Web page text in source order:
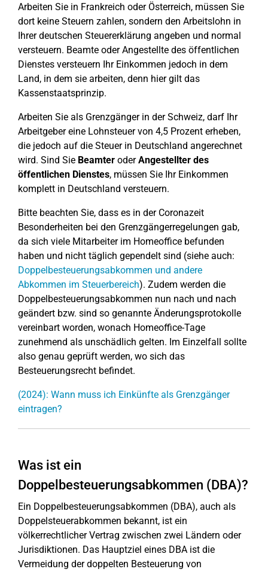
Arbeiten Sie in Frankreich oder Österreich, müssen Sie
dort keine Steuern zahlen, sondern den Arbeitslohn in
Ihrer deutschen Steuererklärung angeben und normal
versteuern. Beamte oder Angestellte des öffentlichen
Dienstes versteuern Ihr Einkommen jedoch in dem
Land, in dem sie arbeiten, denn hier gilt das
Kassenstaatsprinzip.
Arbeiten Sie als Grenzgänger in der Schweiz, darf Ihr
Arbeitgeber eine Lohnsteuer von 4,5 Prozent erheben,
die jedoch auf die Steuer in Deutschland angerechnet
wird. Sind Sie Beamter oderAngestellter des
öffentlichen Dienstes, müssen Sie Ihr Einkommen
komplett in Deutschland versteuern.
Bitte beachten Sie, dass es in der Coronazeit
Besonderheiten bei den Grenzgängerregelungen gab,
da sich viele Mitarbeiter im Homeoffice befunden
haben und nicht täglich gependelt sind (siehe auch:
Doppelbesteuerungsabkommen und andere
Abkommen im Steuerbereich). Zudem werden die
Doppelbesteuerungsabkommen nun nach und nach
geändert bzw. sind so genannte Änderungsprotokolle
vereinbart worden, wonach Homeoffice-Tage
zunehmend als unschädlich gelten. Im Einzelfall sollte
also genau geprüft werden, wo sich das
Besteuerungsrecht befindet.
(2024): Wann muss ich Einkünfte als Grenzgänger
eintragen?
Was ist ein
Doppelbesteuerungsabkommen (DBA)?
Ein Doppelbesteuerungsabkommen (DBA), auch als
Doppelsteuerabkommen bekannt, ist ein
völkerrechtlicher Vertrag zwischen zwei Ländern oder
Jurisdiktionen. Das Hauptziel eines DBA ist die
Vermeidung der doppelten Besteuerung von